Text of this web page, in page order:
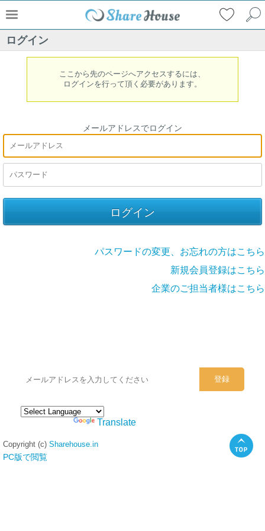
ログイン
ここから先のページへアクセスするには、
ログインを行って頂く必要があります。
メールアドレスでログイン
パスワードの変更、お忘れの方はこちら
新規会員登録はこちら
企業のご担当者様はこちら
Translate
Copyright (c) Sharehouse.in
PC版で閲覧